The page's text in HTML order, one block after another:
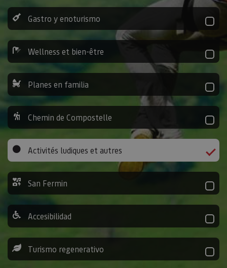
Gastro y enoturismo
Wellness et bien-être
Planes en familia
Chemin de Compostelle
Activités ludiques et autres
San Fermin
Accesibilidad
Turismo regenerativo